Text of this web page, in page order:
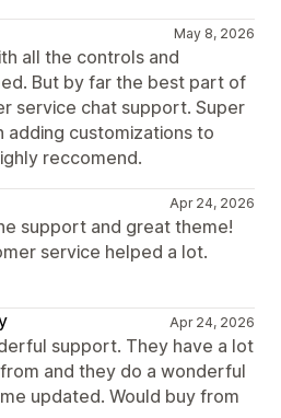
May 8, 2026
all the controls and
But by far the best part of
service chat support. Super
adding customizations to
reccomend.
Apr 24, 2026
support and great theme!
service helped a lot.
Apr 24, 2026
support. They have a lot
and they do a wonderful
updated. Would buy from